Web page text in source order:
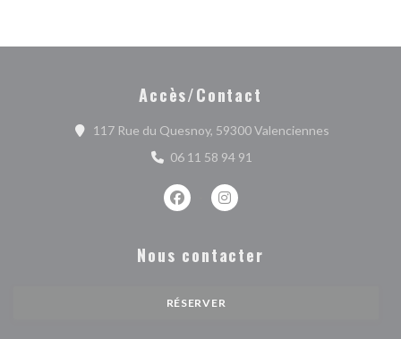
Accès/Contact
117 Rue du Quesnoy, 59300 Valenciennes((ouvre une
06 11 58 94 91
Facebook ((ouvre une nouvelle
Instagram ((ouvre une
Nous contacter
RÉSERVER